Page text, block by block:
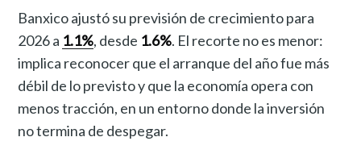
Banxico ajustó su previsión de crecimiento para
2026 a 1.1%, desde 1.6%. El recorte no es menor:
implica reconocer que el arranque del año fue más
débil de lo previsto y que la economía opera con
menos tracción, en un entorno donde la inversión
no termina de despegar.